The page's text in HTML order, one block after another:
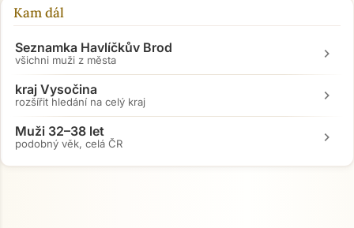
Kam dál
Seznamka Havlíčkův Brod
všichni muži z města chevron_right
kraj Vysočina
rozšířit hledání na celý kraj chevron_right
Muži 32–38 let
podobný věk, celá ČR chevron_right